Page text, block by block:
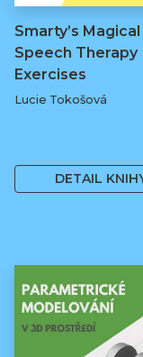
Smarty’s Magical
Speech Therapy
Exercises
Lucie Tokošová
DETAIL